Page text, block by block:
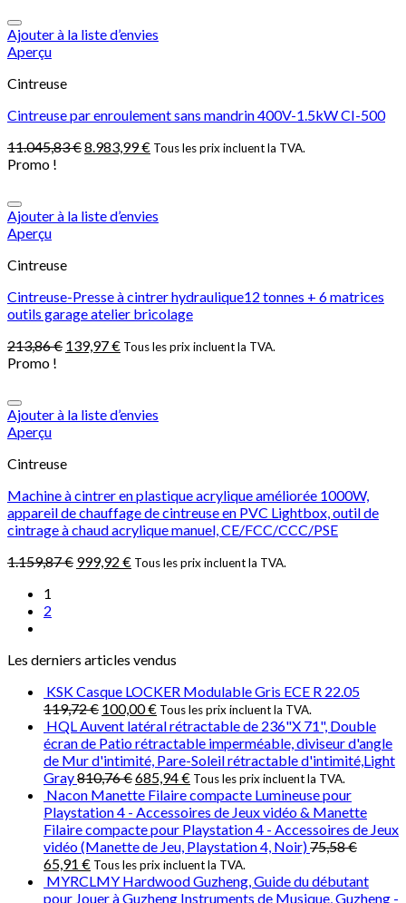
Ajouter à la liste d’envies
Aperçu
Cintreuse
Cintreuse par enroulement sans mandrin 400V-1.5kW CI-500
11.045,83€8.983,99€ Tous les prix incluent la TVA.
Promo !
Ajouter à la liste d’envies
Aperçu
Cintreuse
Cintreuse-Presse à cintrer hydraulique12 tonnes + 6 matrices
outils garage atelier bricolage
213,86€ 139,97€ Tous les prix incluent la TVA.
Promo !
Ajouter à la liste d’envies
Aperçu
Cintreuse
Machine à cintrer en plastique acrylique améliorée 1000W,
appareil de chauffage de cintreuse en PVC Lightbox, outil de
cintrage à chaud acrylique manuel, CE/FCC/CCC/PSE
1.159,87€ 999,92 € Tous les prix incluent la TVA.
1
2
Les derniers articles vendus
KSK Casque LOCKER Modulable Gris ECE R 22.05
119,72€ 100,00€ Tous les prix incluent la TVA.
HQL Auvent latéral rétractable de 236"X 71", Double
écran de Patio rétractable imperméable, diviseur d'angle
de Mur d'intimité, Pare-Soleil rétractable d'intimité,Light
Gray810,76€685,94€ Tous les prix incluent la TVA.
Nacon Manette Filaire compacte Lumineuse pour
Playstation 4 - Accessoires de Jeux vidéo & Manette
Filaire compacte pour Playstation 4 - Accessoires de Jeux
vidéo (Manette de Jeu, Playstation 4, Noir)75,58€
65,91 € Tous les prix incluent la TVA.
MYRCLMY Hardwood Guzheng, Guide du débutant
pour Jouer à Guzheng Instruments de Musique, Guzheng -